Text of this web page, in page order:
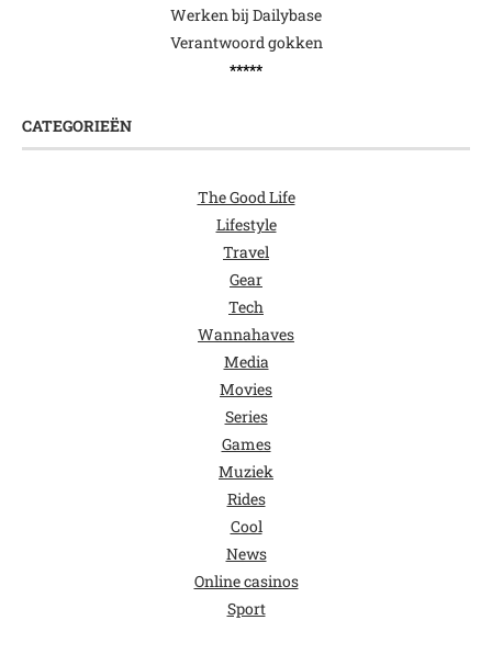
Werken bij Dailybase
Verantwoord gokken
*****
CATEGORIEËN
The Good Life
Lifestyle
Travel
Gear
Tech
Wannahaves
Media
Movies
Series
Games
Muziek
Rides
Cool
News
Online casinos
Sport